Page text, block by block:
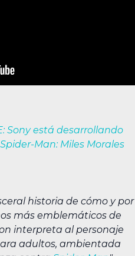
Sony está desarrollando
Man: Miles Morales
historia de cómo y por
más emblemáticos de
interpreta al personaje
adultos, ambientada